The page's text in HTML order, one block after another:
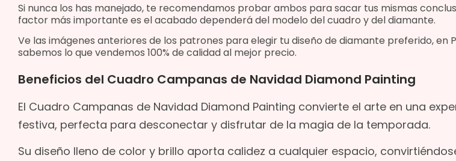
Si nunca los has manejado, te recomendamos probar ambos para sacar tus mismas
factor más importante es el acabado dependerá del modelo del cuadro y del diamante.
Ve las imágenes anteriores de los patrones para elegir tu diseño de diamante preferido, en
sabemos lo que vendemos 100% de calidad al mejor precio.
Beneficios del Cuadro Campanas de Navidad Diamond Painting
El Cuadro Campanas de Navidad Diamond Painting convierte el arte en una
festiva, perfecta para desconectar y disfrutar de la magia de la temporada.
Su diseño lleno de color y brillo aporta calidez a cualquier espacio,